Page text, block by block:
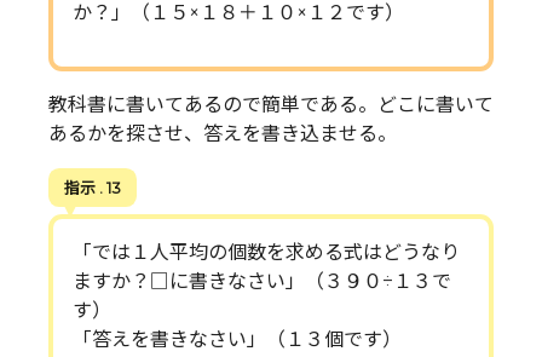
か？」（１５×１８＋１０×１２です）
教科書に書いてあるので簡単である。どこに書いて
あるかを探させ、答えを書き込ませる。
指示 . 13
「では１人平均の個数を求める式はどうなり
ますか？□に書きなさい」（３９０÷１３で
す）
「答えを書きなさい」（１３個です）